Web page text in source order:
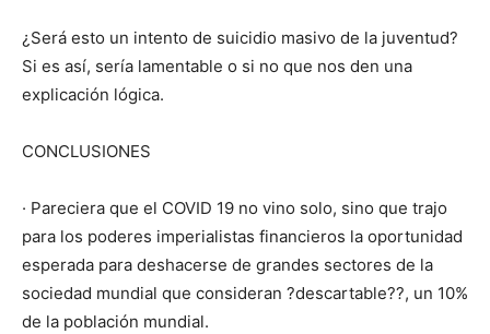
¿Será esto un intento de suicidio masivo de la juventud?
Si es así, sería lamentable o si no que nos den una
explicación lógica.
CONCLUSIONES
· Pareciera que el COVID 19 no vino solo, sino que trajo
para los poderes imperialistas financieros la oportunidad
esperada para deshacerse de grandes sectores de la
sociedad mundial que consideran ?descartable??, un 10%
de la población mundial.